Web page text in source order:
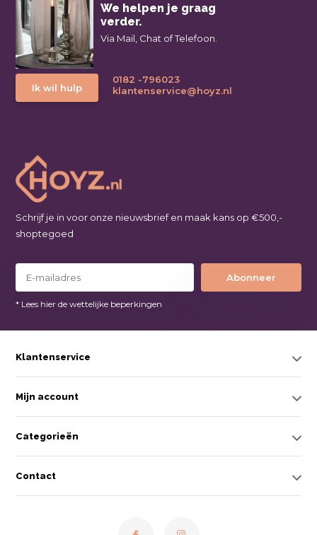
We helpen je graag
verder.
Via Mail, Chat of Telefoon.
Ik wil hulp
0182 -796023
klantenservice@hoyz.nl
Schrijf je in voor onze nieuwsbrief en maak kans op €500,-
shoptegoed
Abonneer
* Lees hier de wettelijke beperkingen
Klantenservice
Mijn account
Categorieën
Contact